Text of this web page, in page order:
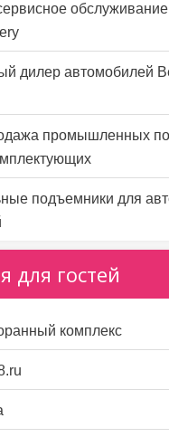
обслуживание
дилер автомобилей
промышленных
подъемники для
гостей
комплекс